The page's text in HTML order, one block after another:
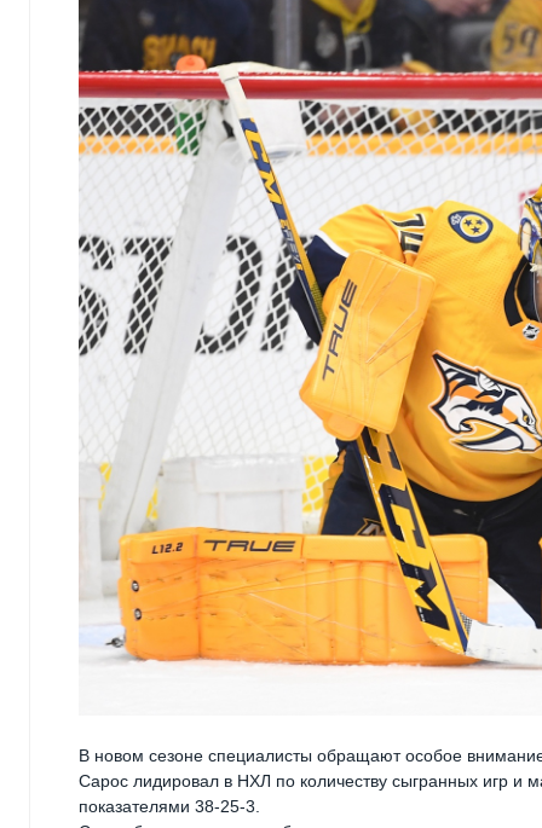
В новом сезоне специалисты обращают особое
Сарос лидировал в НХЛ по количеству сыгранных игр и
показателями 38-25-3.